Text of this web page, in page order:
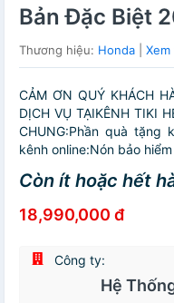
Bản Đặc Biệt
Thương hiệu: Honda
CẢM ƠN QUÝ KHÁCH
DỊCH VỤ TẠIKÊNH TIKI
CHUNG:Phần quà
kênh online:Nón bảo
Còn ít hoặc hết
18,990,000 đ
Công ty:
Hệ